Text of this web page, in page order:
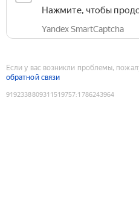
Нажмите, чтобы
Yandex SmartCaptcha
Если у вас возникли проблемы,
обратной связи
9192338809311519757:1786243964